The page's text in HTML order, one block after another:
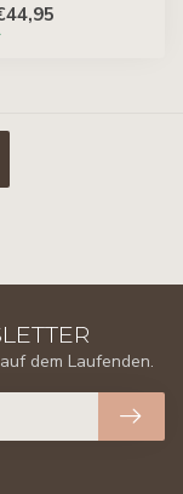
dem Laufenden.